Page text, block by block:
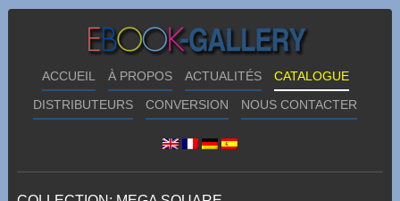
ACCUEIL À PROPOS ACTUALITÉS
CATALOGUE
DISTRIBUTEURS
CONVERSION NOUS CONTACTER